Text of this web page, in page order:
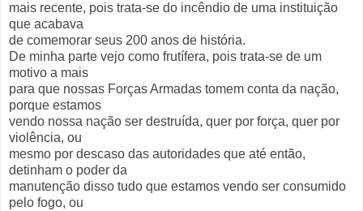
mais recente, pois trata-se do incêndio de uma instituição
que acabava
de comemorar seus 200 anos de história.
De minha parte vejo como frutífera, pois trata-se de um
motivo a mais
para que nossas Forças Armadas tomem conta da nação,
porque estamos
vendo nossa nação ser destruída, quer por força, quer por
violência, ou
mesmo por descaso das autoridades que até então,
detinham o poder da
manutenção disso tudo que estamos vendo ser consumido
pelo fogo, ou